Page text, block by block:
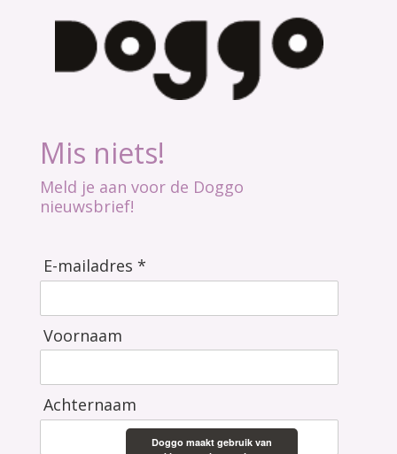
Mis niets!
Meld je aan voor de Doggo
nieuwsbrief!
E-mailadres *
Voornaam
Achternaam
Doggo maakt gebruik van